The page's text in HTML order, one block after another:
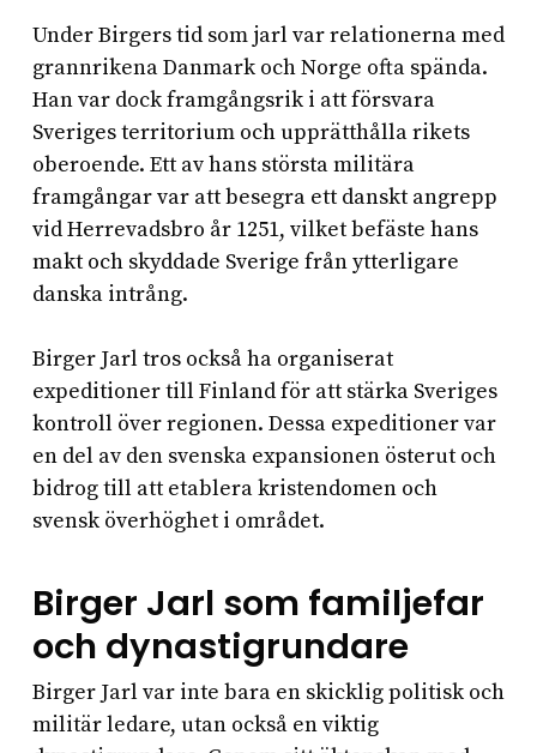
Under Birgers tid som jarl var relationerna med
grannrikena Danmark och Norge ofta spända.
Han var dock framgångsrik i att försvara
Sveriges territorium och upprätthålla rikets
oberoende. Ett av hans största militära
framgångar var att besegra ett danskt angrepp
vid Herrevadsbro år 1251, vilket befäste hans
makt och skyddade Sverige från ytterligare
danska intrång.
Birger Jarl tros också ha organiserat
expeditioner till Finland för att stärka Sveriges
kontroll över regionen. Dessa expeditioner var
en del av den svenska expansionen österut och
bidrog till att etablera kristendomen och
svensk överhöghet i området.
Birger Jarl som familjefar
och dynastigrundare
Birger Jarl var inte bara en skicklig politisk och
militär ledare, utan också en viktig